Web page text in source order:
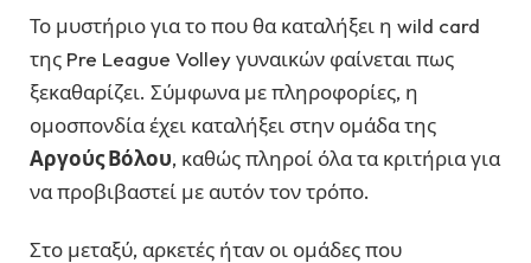
Το μυστήριο για το που θα καταλήξει η wild card
της Pre League Volley γυναικών φαίνεται πως
ξεκαθαρίζει. Σύμφωνα με πληροφορίες, η
ομοσπονδία έχει καταλήξει στην ομάδα της
Αργούς Βόλου, καθώς πληροί όλα τα κριτήρια για
να προβιβαστεί με αυτόν τον τρόπο.
Στο μεταξύ, αρκετές ήταν οι ομάδες που